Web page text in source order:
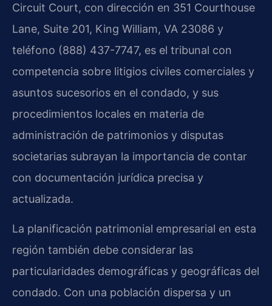
Circuit Court, con dirección en 351 Courthouse
Lane, Suite 201, King William, VA 23086 y
teléfono (888) 437-7747, es el tribunal con
competencia sobre litigios civiles comerciales y
asuntos sucesorios en el condado, y sus
procedimientos locales en materia de
administración de patrimonios y disputas
societarias subrayan la importancia de contar
con documentación jurídica precisa y
actualizada.
La planificación patrimonial empresarial en esta
región también debe considerar las
particularidades demográficas y geográficas del
condado. Con una población dispersa y un